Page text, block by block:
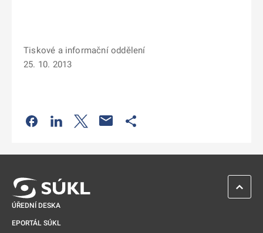
Tiskové a informační oddělení
25. 10. 2013
Odkaz se otevře na nové kartě
Odkaz se otevře na nové kartě
Odkaz se otevře na nové kartě
ÚŘEDNÍ DESKA
EPORTÁL SÚKL
ZPĚT